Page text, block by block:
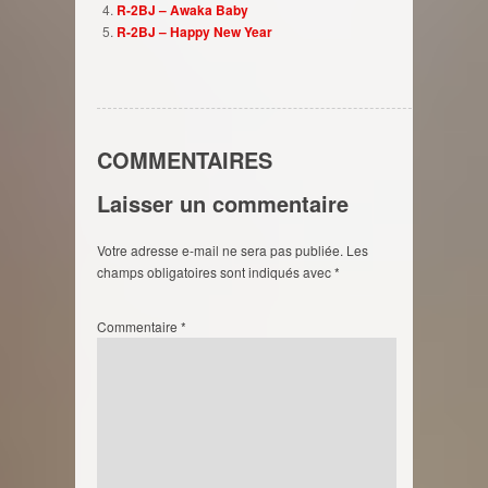
R-2BJ – Awaka Baby
R-2BJ – Happy New Year
COMMENTAIRES
Laisser un commentaire
Votre adresse e-mail ne sera pas publiée. Les
champs obligatoires sont indiqués avec*
Commentaire *